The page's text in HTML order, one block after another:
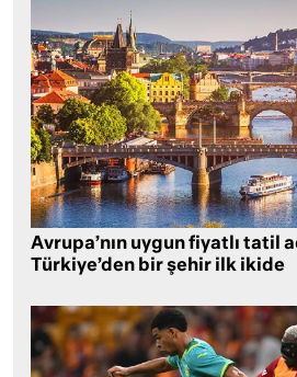
Avrupa’nın uygun fiyatlı tatil
Türkiye’den bir şehir ilk ikide